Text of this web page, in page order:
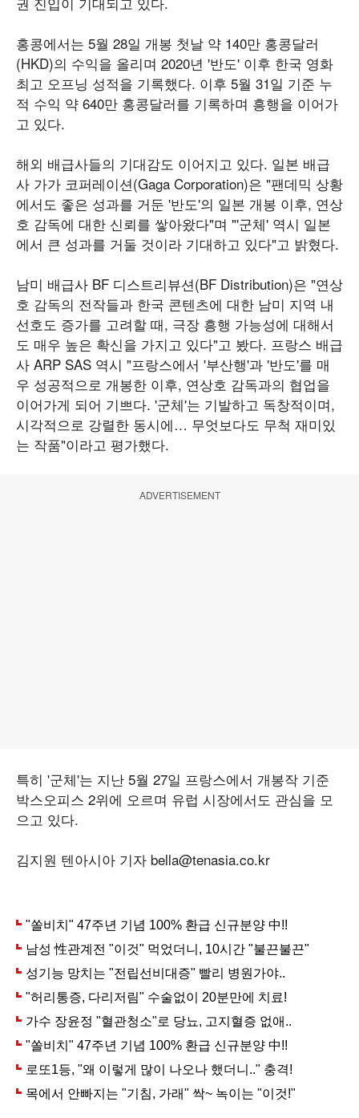
홍콩에서는 5월 28일 개봉 첫날 약 140만 홍콩달러
(HKD)의 수익을 올리며 2020년 '반도' 이후 한국 영화
최고 오프닝 성적을 기록했다. 이후 5월 31일 기준 누
적 수익 약 640만 홍콩달러를 기록하며 흥행을 이어가
고 있다.
해외 배급사들의 기대감도 이어지고 있다. 일본 배급
사 가가 코퍼레이션(Gaga Corporation)은 "팬데믹 상황
에서도 좋은 성과를 거둔 '반도'의 일본 개봉 이후, 연상
호 감독에 대한 신뢰를 쌓아왔다"며 "'군체' 역시 일본
에서 큰 성과를 거둘 것이라 기대하고 있다"고 밝혔다.
남미 배급사 BF 디스트리뷰션(BF Distribution)은 "연상
호 감독의 전작들과 한국 콘텐츠에 대한 남미 지역 내
선호도 증가를 고려할 때, 극장 흥행 가능성에 대해서
도 매우 높은 확신을 가지고 있다"고 봤다. 프랑스 배급
사 ARP SAS 역시 "프랑스에서 '부산행'과 '반도'를 매
우 성공적으로 개봉한 이후, 연상호 감독과의 협업을
이어가게 되어 기쁘다. '군체'는 기발하고 독창적이며,
시각적으로 강렬한 동시에… 무엇보다도 무척 재미있
는 작품"이라고 평가했다.
ADVERTISEMENT
특히 '군체'는 지난 5월 27일 프랑스에서 개봉작 기준
박스오피스 2위에 오르며 유럽 시장에서도 관심을 모
으고 있다.
김지원 텐아시아 기자 bella@tenasia.co.kr